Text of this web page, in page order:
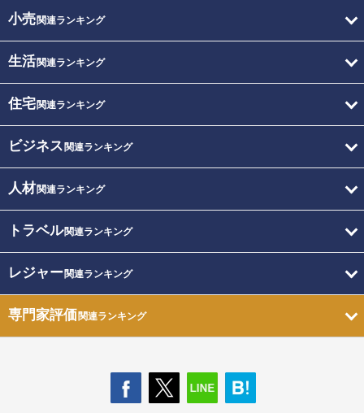
小売関連ランキング
生活関連ランキング
住宅関連ランキング
ビジネス 関連ランキング
人材関連ランキング
トラベル関連ランキング
レジャー関連ランキング
専門家評価関連ランキング